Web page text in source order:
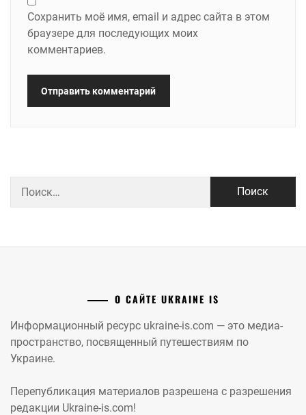
Сохранить моё имя, email и адрес сайта в этом
браузере для последующих моих
комментариев.
О САЙТЕ UKRAINE IS
Информационный ресурс ukraine-is.com — это медиа-
пространство, посвященный путешествиям по
Украине.
Перепубликация материалов разрешена с разрешения
редакции Ukraine-is.com!